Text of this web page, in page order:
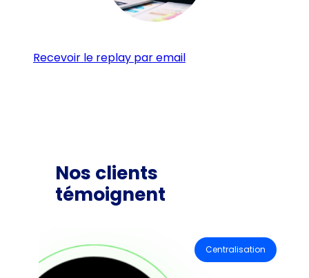
Recevoir le replay par email
Nos clients
témoignent
Centralisation